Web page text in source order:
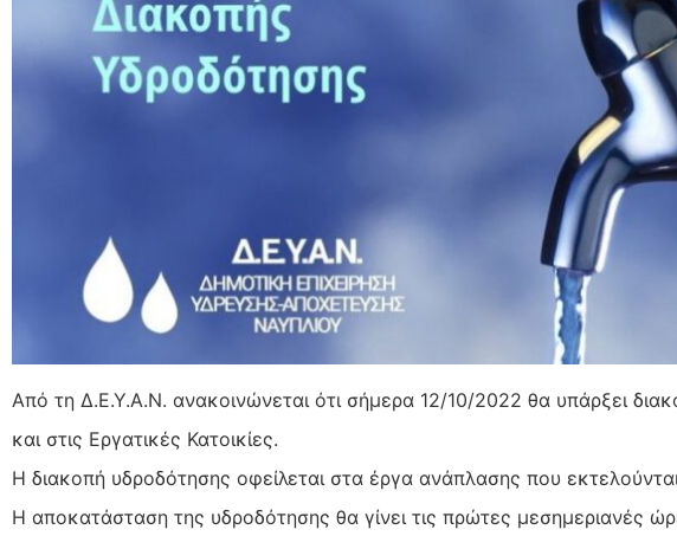
Από τη Δ.Ε.Υ.Α.Ν. ανακοινώνεται ότι σήμερα 12/10/2022 θα υπάρξει
και στις Εργατικές Κατοικίες.
Η διακοπή υδροδότησης οφείλεται στα έργα ανάπλασης που
Η αποκατάσταση της υδροδότησης θα γίνει τις πρώτες μεσημεριανές